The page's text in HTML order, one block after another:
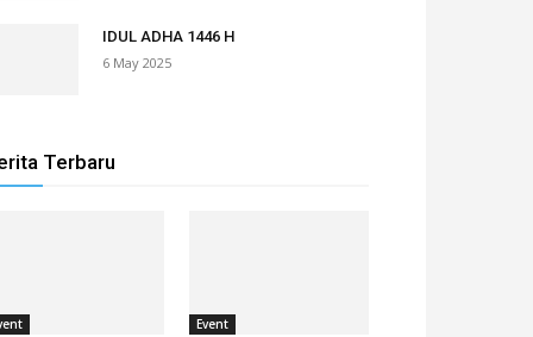
IDUL ADHA 1446 H
6 May 2025
Terbaru
Event